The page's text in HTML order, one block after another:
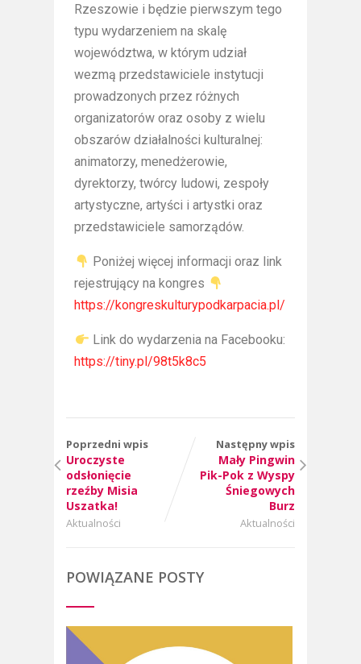
Rzeszowie i będzie pierwszym tego
typu wydarzeniem na skalę
województwa, w którym udział
wezmą przedstawiciele instytucji
prowadzonych przez różnych
organizatorów oraz osoby z wielu
obszarów działalności kulturalnej:
animatorzy, menedżerowie,
dyrektorzy, twórcy ludowi, zespoły
artystyczne, artyści i artystki oraz
przedstawiciele samorządów.
Poniżej więcej informacji oraz link
rejestrujący na kongres
https://kongreskulturypodkarpacia.pl/
Link do wydarzenia na Facebooku:
https://tiny.pl/98t5k8c5
Poprzedni wpis
Uroczyste
odsłonięcie
rzeźby Misia
Uszatka!
Aktualności
Następny wpis
Mały Pingwin
Pik-Pok z Wyspy
Śniegowych
Burz
Aktualności
POWIĄZANE POSTY